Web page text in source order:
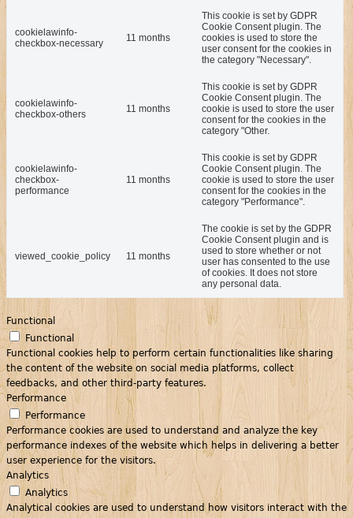
cookielawinfo-
checkbox-necessary
11 months
This cookie is set by GDPR
Cookie Consent plugin. The
cookies is used to store the
user consent for the cookies in
the category "Necessary".
cookielawinfo-
checkbox-others
11 months
This cookie is set by GDPR
Cookie Consent plugin. The
cookie is used to store the user
consent for the cookies in the
category "Other.
cookielawinfo-
checkbox-
performance
11 months
This cookie is set by GDPR
Cookie Consent plugin. The
cookie is used to store the user
consent for the cookies in the
category "Performance".
viewed_cookie_policy 11 months
The cookie is set by the GDPR
Cookie Consent plugin and is
used to store whether or not
user has consented to the use
of cookies. It does not store
any personal data.
Functional
Functional
Functional cookies help to perform certain functionalities like sharing
the content of the website on social media platforms, collect
feedbacks, and other third-party features.
Performance
Performance
Performance cookies are used to understand and analyze the key
performance indexes of the website which helps in delivering a better
user experience for the visitors.
Analytics
Analytics
Analytical cookies are used to understand how visitors interact with the